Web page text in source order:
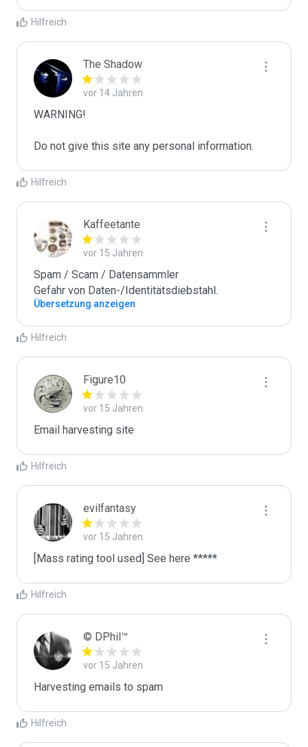
Hilfreich
The Shadow
vor 14 Jahren
WARNING!
Do not give this site any personal information.
Hilfreich
Kaffeetante
vor 15 Jahren
Spam / Scam / Datensammler
Gefahr von Daten-/Identitätsdiebstahl.
Übersetzung anzeigen
Hilfreich
Figure10
vor 15 Jahren
Email harvesting site
Hilfreich
evilfantasy
vor 15 Jahren
[Mass rating tool used] See here *****
Hilfreich
© DPhil™
vor 15 Jahren
Harvesting emails to spam
Hilfreich